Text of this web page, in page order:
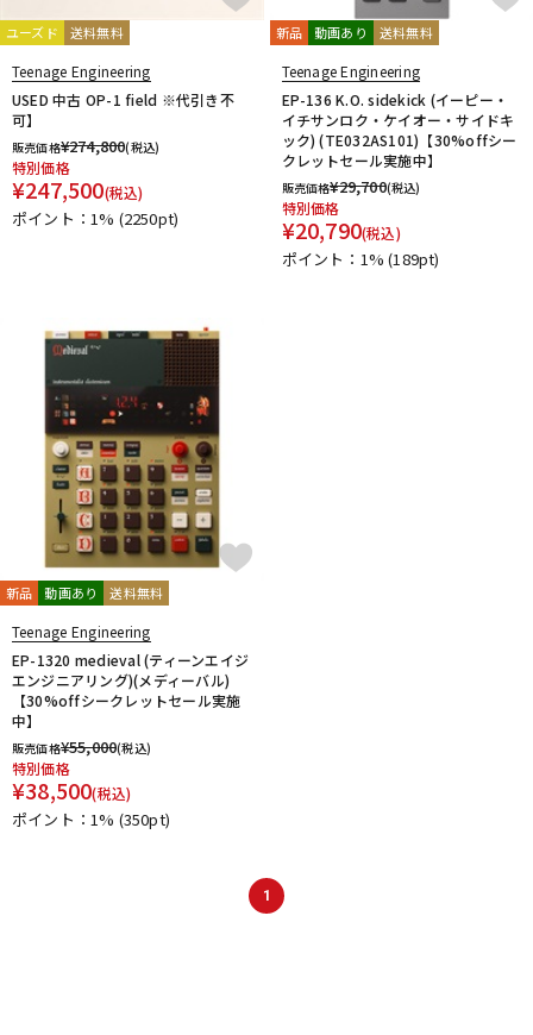
アンプ エフェクター
DJ機器 DTM
レコーディング機器
配信/ライブ機器
中古
ユーズド 送料無料
Teenage Engineering
USED 中古 OP-1 field ※代引き不
可】
販売価格¥274,800(税込)
特別価格
¥247,500(税込)
ポイント：1% (2250pt)
新品 動画あり 送料無料
Teenage Engineering
EP-136 K.O. sidekick (イーピー・
イチサンロク・ケイオー・サイドキ
ック) (TE032AS101)【30%offシー
クレットセール実施中】
販売価格¥29,700(税込)
特別価格
¥20,790(税込)
ポイント：1%(189pt)
新品 動画あり 送料無料
Teenage Engineering
EP-1320 medieval (ティーンエイジ
エンジニアリング)(メディーバル)
【30%offシークレットセール実施
中】
販売価格¥55,000(税込)
特別価格
¥38,500(税込)
ポイント：1% (350pt)
1